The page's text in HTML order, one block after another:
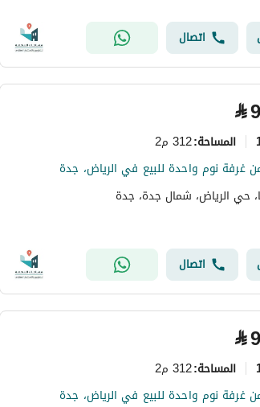
اتصال
⃁
المساحة:312 م2
غرفة نوم واحدة للبيع في الرياض، جدة
حي الرياض، شمال جدة، جدة
اتصال
⃁
المساحة:312 م2
غرفة نوم واحدة للبيع في الرياض، جدة